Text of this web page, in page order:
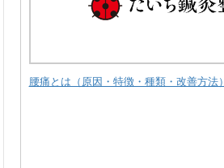
腰痛とは（原因・特徴・種類・改善方法）